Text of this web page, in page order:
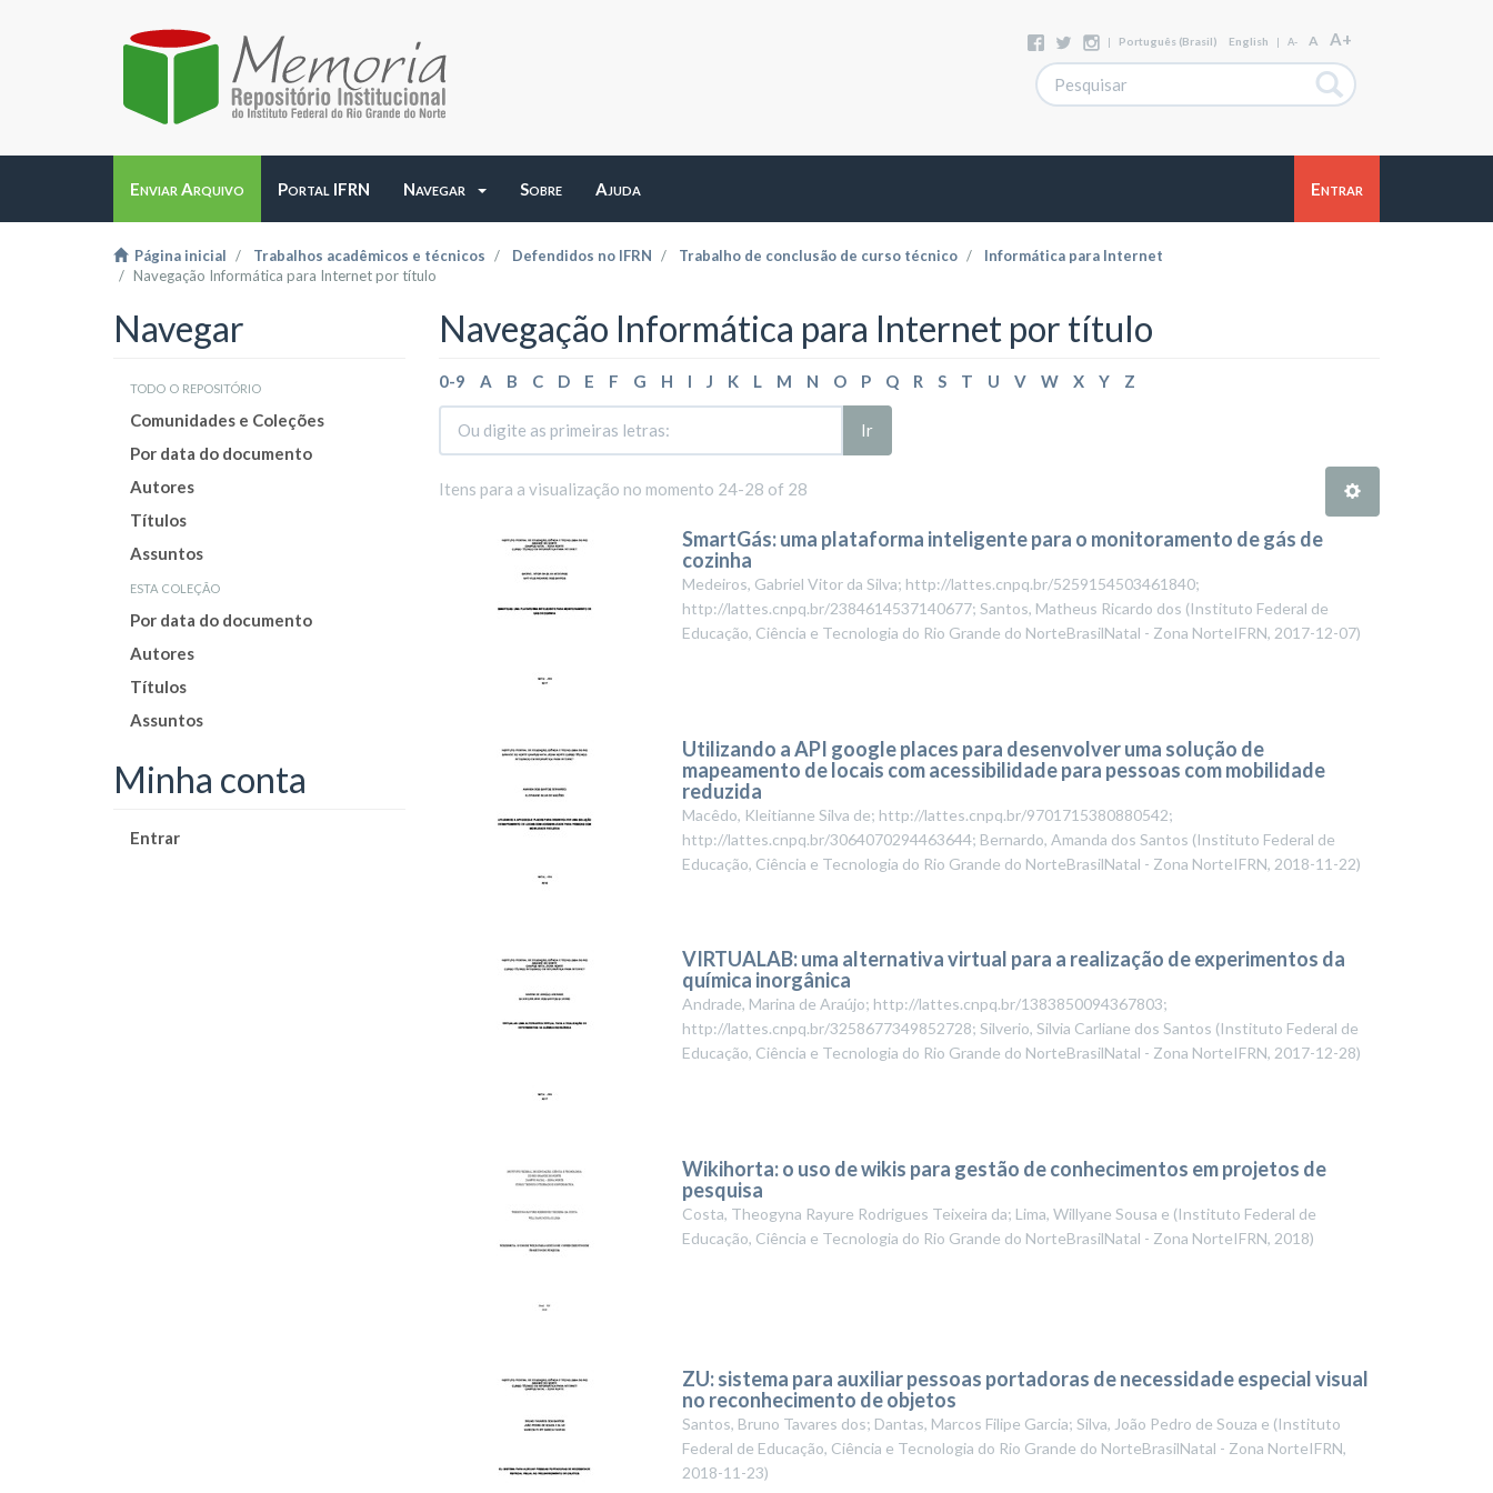
| Português (Brasil) English | A- A A+
Enviar Arquivo Portal IFRN Navegar Sobre Ajuda Entrar
Página inicial Trabalhos acadêmicos e técnicos Defendidos no IFRN Trabalho de conclusão de curso técnico
Informática para Internet
Navegação Informática para Internet por título
Navegar
todo o repositório
Comunidades e Coleções
Por data do documento
Autores
Títulos
Assuntos
esta coleção
Por data do documento
Autores
Títulos
Assuntos
Minha conta
Entrar
Navegação Informática para Internet por título
0-9 A B C D E F G H I J K L M N O P Q R S T U V W X Y Z
Ir
Itens para a visualização no momento 24-28 of 28
SmartGás: uma plataforma inteligente para o monitoramento de gás de
cozinha
Medeiros, Gabriel Vitor da Silva; http://lattes.cnpq.br/5259154503461840;
http://lattes.cnpq.br/2384614537140677; Santos, Matheus Ricardo dos (Instituto Federal de
Educação, Ciência e Tecnologia do Rio Grande do NorteBrasilNatal - Zona NorteIFRN, 2017-12-07)
Utilizando a API google places para desenvolver uma solução de
mapeamento de locais com acessibilidade para pessoas com mobilidade
reduzida
Macêdo, Kleitianne Silva de; http://lattes.cnpq.br/9701715380880542;
http://lattes.cnpq.br/3064070294463644; Bernardo, Amanda dos Santos (Instituto Federal de
Educação, Ciência e Tecnologia do Rio Grande do NorteBrasilNatal - Zona NorteIFRN, 2018-11-22)
VIRTUALAB: uma alternativa virtual para a realização de experimentos da
química inorgânica
Andrade, Marina de Araújo; http://lattes.cnpq.br/1383850094367803;
http://lattes.cnpq.br/3258677349852728; Silverio, Silvia Carliane dos Santos (Instituto Federal de
Educação, Ciência e Tecnologia do Rio Grande do NorteBrasilNatal - Zona NorteIFRN, 2017-12-28)
Wikihorta: o uso de wikis para gestão de conhecimentos em projetos de
pesquisa
Costa, Theogyna Rayure Rodrigues Teixeira da; Lima, Willyane Sousa e (Instituto Federal de
Educação, Ciência e Tecnologia do Rio Grande do NorteBrasilNatal - Zona NorteIFRN, 2018)
ZU: sistema para auxiliar pessoas portadoras de necessidade especial visual
no reconhecimento de objetos
Santos, Bruno Tavares dos; Dantas, Marcos Filipe Garcia; Silva, João Pedro de Souza e (Instituto
Federal de Educação, Ciência e Tecnologia do Rio Grande do NorteBrasilNatal - Zona NorteIFRN,
2018-11-23)